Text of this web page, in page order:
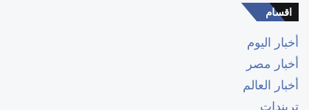
اقسام
أخبار اليوم
أخبار مصر
أخبار العالم
تريندات